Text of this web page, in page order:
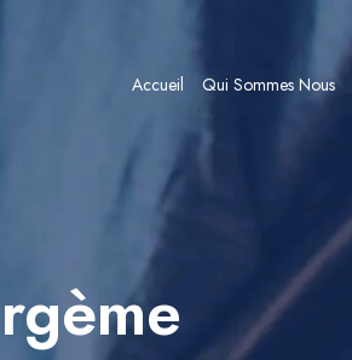
Accueil Qui Sommes Nous